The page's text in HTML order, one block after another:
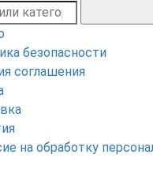
безопасности
соглашения
на обработку